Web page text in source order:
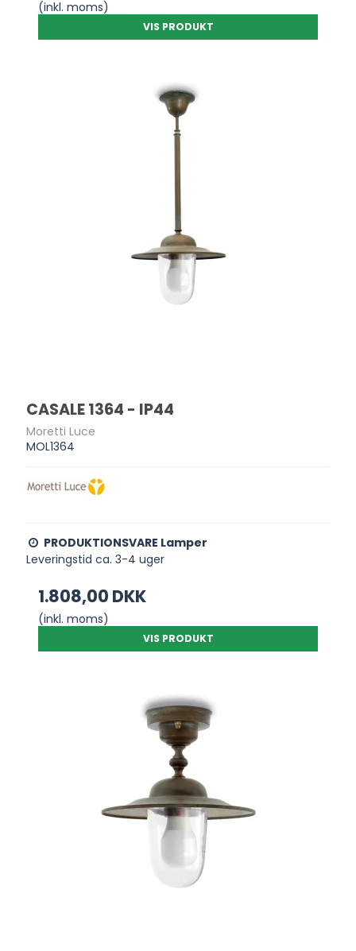
(inkl. moms)
VIS PRODUKT
CASALE 1364 - IP44
Moretti Luce
MOL1364
PRODUKTIONSVARE Lamper
Leveringstid ca. 3-4 uger
1.808,00 DKK
(inkl. moms)
VIS PRODUKT